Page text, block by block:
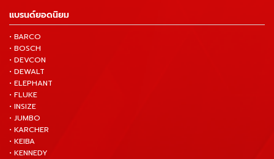
แบรนด์ยอดนิยม
• BARCO
• BOSCH
• DEVCON
• DEWALT
• ELEPHANT
• FLUKE
• INSIZE
• JUMBO
• KARCHER
• KEIBA
• KENNEDY